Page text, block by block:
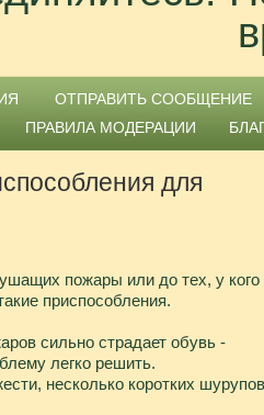
ОТПРАВИТЬ СООБЩЕНИЕ
ПРАВИЛА МОДЕРАЦИИ
для
пожары или до тех, у кого
приспособления.
сильно страдает обувь -
легко решить.
несколько коротких